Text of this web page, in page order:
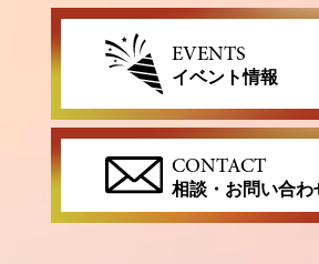
EVENTS
イベント情報
CONTACT
相談・お問い合わ